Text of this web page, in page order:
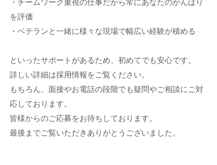
・チームワーク重視の仕事だから常にあなたのがんばり
を評価
・ベテランと一緒に様々な現場で幅広い経験が積める
といったサポートがあるため、初めてでも安心です。
詳しい詳細は採用情報をご覧ください。
もちろん、面接やお電話の段階でも疑問やご相談にご対
応しております。
皆様からのご応募をお待ちしております。
最後までご覧いただきありがとうございました。